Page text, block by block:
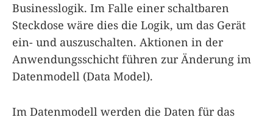
Businesslogik. Im Falle einer schaltbaren
Steckdose wäre dies die Logik, um das Gerät
ein- und auszuschalten. Aktionen in der
Anwendungsschicht führen zur Änderung im
Datenmodell (Data Model).
Im Datenmodell werden die Daten für das